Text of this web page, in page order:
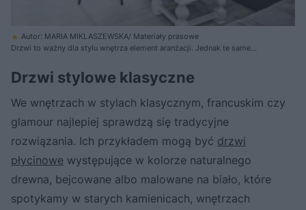
Autor: MARIA MIKLASZEWSKA/ Materiały prasowe
Drzwi to ważny dla stylu wnętrza element aranżacji. Jednak te same
drewniane albo autentyczne wiekowe pasują nie tylko do wnętrz
rustykalnych, ale także tych w stylu skandynawskim
Drzwi stylowe klasyczne
We wnętrzach w stylach klasycznym, francuskim czy
glamour najlepiej sprawdzą się tradycyjne
rozwiązania. Ich przykładem mogą być drzwi
płycinowe występujące w kolorze naturalnego
drewna, bejcowane albo malowane na biało, które
spotykamy w starych kamienicach, wnętrzach